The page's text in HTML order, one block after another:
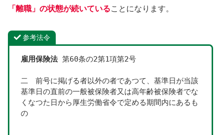
「離職」の状態が続いていることになります。
参考法令
雇用保険法 第60条の2第1項第2号
二　前号に掲げる者以外の者であつて、基準日が当該
基準日の直前の一般被保険者又は高年齢被保険者でな
くなつた日から厚生労働省令で定める期間内にあるも
の